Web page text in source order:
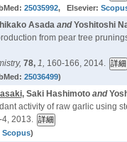
25035992, Elsevier:
AsadaandYoshitoshi
from pear tree
78, 1, 160-166, 2014.
25036499)
, Saki Hashimotoand
activity of raw garlic using
4, 2013.
Scopus)